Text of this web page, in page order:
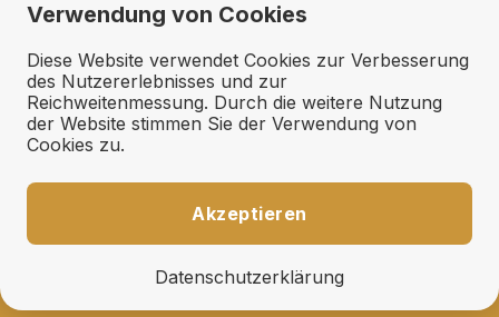
Neuigkeiten
Qualität und Erhaltung
Erhaltungsfächer
Geschenkideen
Expertisen und Schätzungen
Fehllisten und Suchdienst
Auktionsaufträge
Verwendung von Cookies
Diese Website verwendet Cookies zur Verbesserung
des Nutzererlebnisses und zur
Reichweitenmessung. Durch die weitere Nutzung
der Website stimmen Sie der Verwendung von
Cookies zu.
Akzeptieren
Datenschutzerklärung